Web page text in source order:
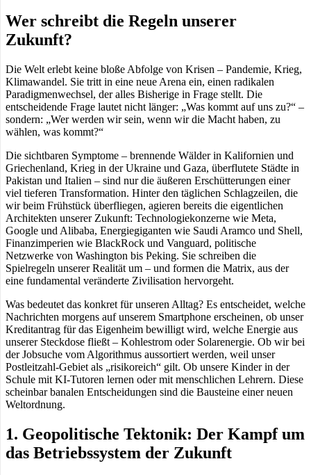
Wer schreibt die Regeln unserer
Zukunft?
Die Welt erlebt keine bloße Abfolge von Krisen – Pandemie, Krieg,
Klimawandel. Sie tritt in eine neue Arena ein, einen radikalen
Paradigmenwechsel, der alles Bisherige in Frage stellt. Die
entscheidende Frage lautet nicht länger: „Was kommt auf uns zu?“ –
sondern: „Wer werden wir sein, wenn wir die Macht haben, zu
wählen, was kommt?“
Die sichtbaren Symptome – brennende Wälder in Kalifornien und
Griechenland, Krieg in der Ukraine und Gaza, überflutete Städte in
Pakistan und Italien – sind nur die äußeren Erschütterungen einer
viel tieferen Transformation. Hinter den täglichen Schlagzeilen, die
wir beim Frühstück überfliegen, agieren bereits die eigentlichen
Architekten unserer Zukunft: Technologiekonzerne wie Meta,
Google und Alibaba, Energiegiganten wie Saudi Aramco und Shell,
Finanzimperien wie BlackRock und Vanguard, politische
Netzwerke von Washington bis Peking. Sie schreiben die
Spielregeln unserer Realität um – und formen die Matrix, aus der
eine fundamental veränderte Zivilisation hervorgeht.
Was bedeutet das konkret für unseren Alltag? Es entscheidet, welche
Nachrichten morgens auf unserem Smartphone erscheinen, ob unser
Kreditantrag für das Eigenheim bewilligt wird, welche Energie aus
unserer Steckdose fließt – Kohlestrom oder Solarenergie. Ob wir bei
der Jobsuche vom Algorithmus aussortiert werden, weil unser
Postleitzahl-Gebiet als „risikoreich“ gilt. Ob unsere Kinder in der
Schule mit KI-Tutoren lernen oder mit menschlichen Lehrern. Diese
scheinbar banalen Entscheidungen sind die Bausteine einer neuen
Weltordnung.
1. Geopolitische Tektonik: Der Kampf um
das Betriebssystem der Zukunft